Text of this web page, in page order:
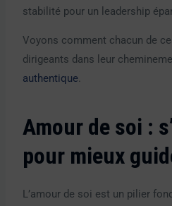
stabilité pour un leadership
Voyons comment chacun de
dirigeants dans leur
authentique.
Amour de soi :
pour mieux
L’amour de soi est un pilier